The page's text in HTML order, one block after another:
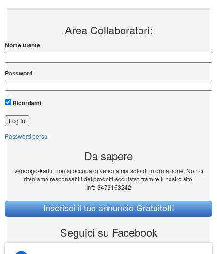
Area Collaboratori:
Nome utente
Password
Ricordami
Password persa
Da sapere
Vendogo-kart.it non si occupa di vendita ma solo di informazione. Non ci
riteniamo responsabili dei prodotti acquistati tramite il nostro sito.
Info 3473163242
Inserisci il tuo annuncio Gratuito!!!
Seguici su Facebook